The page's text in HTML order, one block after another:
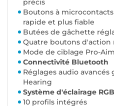
précis
Boutons à
rapide et plus fiable
Butées de gâchette
Quatre boutons d'action
Mode de ciblage Pro-Aim
Connectivité Bluetooth
Réglages audio avancés
Hearing
Système d'éclairage
10 profils intégrés